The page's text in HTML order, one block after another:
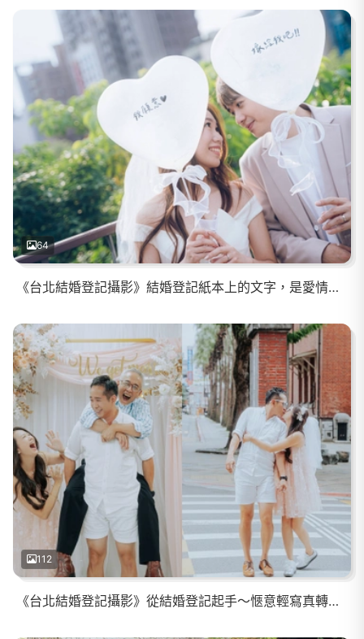
64
《台北結婚登記攝影》結婚登記紙本上的文字，是愛情最實際的形狀
112
《台北結婚登記攝影》從結婚登記起手～愜意輕寫真轉場到輕鬆歡樂家宴的滿滿笑聲